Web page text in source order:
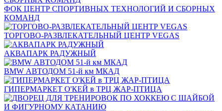
ФОК ЦЕНТР СПОРТИВНЫХ ТЕХНОЛОГИЙ И СБОРНЫХ
КОМАНД
ТОРГОВО-РАЗВЛЕКАТЕЛЬНЫЙ ЦЕНТР VEGAS
АКВАПАРК РАДУЖНЫЙ
BMW АВТОДОМ 51-й км МКАД
ГИПЕРМАРКЕТ О'КЕЙ в ТРЦ ЖАР-ПТИЦА